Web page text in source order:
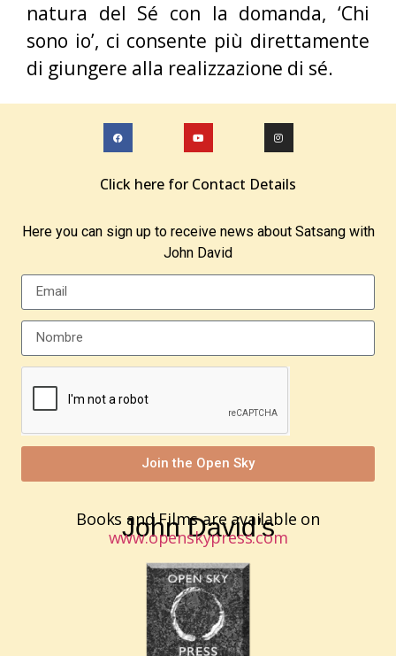
natura del Sé con la domanda, ‘Chi
sono io’, ci consente più direttamente
di giungere alla realizzazione di sé.
Click here for Contact Details
Here you can sign up to receive news about Satsang with
John David
Join the Open Sky
John David’s
Books and Films are available on
www.openskypress.com